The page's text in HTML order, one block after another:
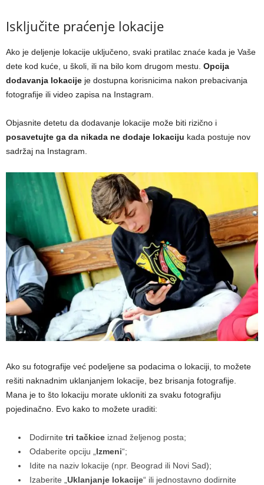
Isključite praćenje lokacije
Ako je deljenje lokacije uključeno, svaki pratilac znaće kada je Vaše
dete kod kuće, u školi, ili na bilo kom drugom mestu. Opcija
dodavanja lokacije je dostupna korisnicima nakon prebacivanja
fotografije ili video zapisa na Instagram.
Objasnite detetu da dodavanje lokacije može biti rizično i
posavetujte ga da nikada ne dodaje lokaciju kada postuje nov
sadržaj na Instagram.
Ako su fotografije već podeljene sa podacima o lokaciji, to možete
rešiti naknadnim uklanjanjem lokacije, bez brisanja fotografije.
Mana je to što lokaciju morate ukloniti za svaku fotografiju
pojedinačno. Evo kako to možete uraditi:
Dodirnite tri tačkice iznad željenog posta;
Odaberite opciju „ Izmeni“;
Idite na naziv lokacije (npr. Beograd ili Novi Sad);
Izaberite „ Uklanjanje lokacije“ ili jednostavno dodirnite